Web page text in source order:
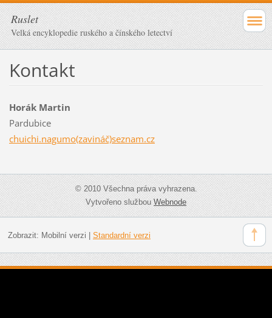
Ruslet
Velká encyklopedie ruského a čínského letectví
Kontakt
Horák Martin
Pardubice
chuichi.nagumo(zavináč)seznam.cz
© 2010 Všechna práva vyhrazena.
Vytvořeno službouWebnode
Zobrazit: Mobilní verzi Standardní verzi